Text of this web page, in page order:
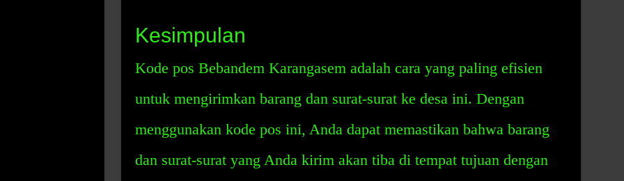
Kesimpulan
Kode pos Bebandem Karangasem adalah cara yang paling efisien
untuk mengirimkan barang dan surat-surat ke desa ini. Dengan
menggunakan kode pos ini, Anda dapat memastikan bahwa barang
dan surat-surat yang Anda kirim akan tiba di tempat tujuan dengan